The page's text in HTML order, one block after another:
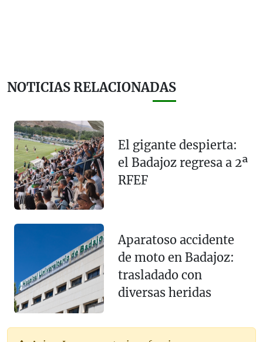
NOTICIAS RELACIONADAS
El gigante despierta:
el Badajoz regresa a 2ª
RFEF
Aparatoso accidente
de moto en Badajoz:
trasladado con
diversas heridas